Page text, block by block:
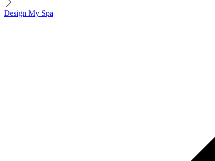
Design My Spa